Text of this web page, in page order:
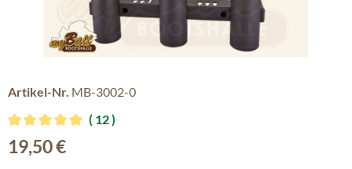
Artikel-Nr. MB-3002-0
Durchschnittliche Bewertung von 5 von 5 Sternen
12
Regulärer Preis:
19,50 €